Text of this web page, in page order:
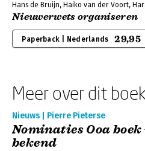
Hans de Bruijn, Haiko van der Voort,
Nieuwerwets organiseren
Paperback | Nederlands 29,95
Meer over dit boek
Nieuws | Pierre Pieterse
Nominaties Ooa
bekend